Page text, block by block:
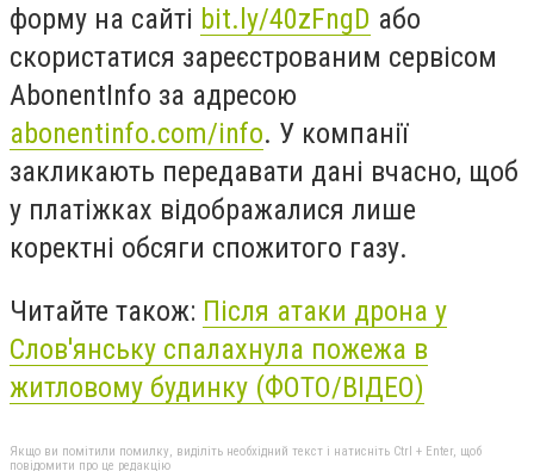
форму на сайті bit.ly/40zFngD або
скористатися зареєстрованим сервісом
AbonentInfo за адресою
abonentinfo.com/info. У компанії
закликають передавати дані вчасно, щоб
у платіжках відображалися лише
коректні обсяги спожитого газу.
Читайте також: Після атаки дрона у
Слов'янську спалахнула пожежа в
житловому будинку (ФОТО/ВІДЕО)
Якщо ви помітили помилку, виділіть необхідний текст і натисніть Ctrl + Enter, щоб
повідомити про це редакцію